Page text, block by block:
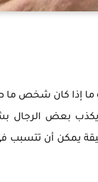
ما إذا كان شخص
بعض الرجال
يمكن أن تتسبب